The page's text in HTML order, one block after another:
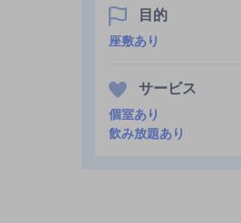
目的
座敷あり
サービス
個室あり
飲み放題あり